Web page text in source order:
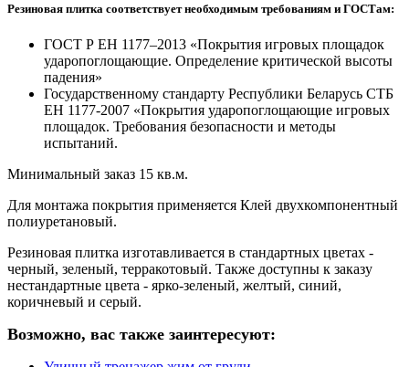
Резиновая плитка соответствует необходимым требованиям и ГОСТам:
ГОСТ Р ЕН 1177–2013 «Покрытия игровых площадок
ударопоглощающие. Определение критической высоты
падения»
Государственному стандарту Республики Беларусь СТБ
ЕН 1177-2007 «Покрытия ударопоглощающие игровых
площадок. Требования безопасности и методы
испытаний.
Минимальный заказ 15 кв.м.
Для монтажа покрытия применяется Клей двухкомпонентный
полиуретановый.
Резиновая плитка изготавливается в стандартных цветах -
черный, зеленый, терракотовый. Также доступны к заказу
нестандартные цвета - ярко-зеленый, желтый, синий,
коричневый и серый.
Возможно, вас также заинтересуют: